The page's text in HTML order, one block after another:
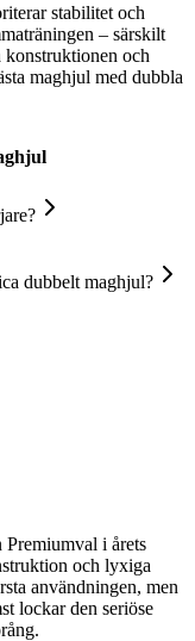
stabilitet och
– särskilt
och
maghjul med dubbla
dubbelt maghjul?
i årets
och lyxiga
användningen, men
lockar den seriöse